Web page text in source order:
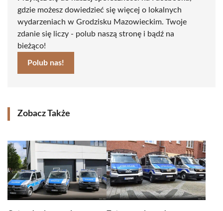
gdzie możesz dowiedzieć się więcej o lokalnych
wydarzeniach w Grodzisku Mazowieckim. Twoje
zdanie się liczy - polub naszą stronę i bądź na
bieżąco!
Polub nas!
Zobacz Także